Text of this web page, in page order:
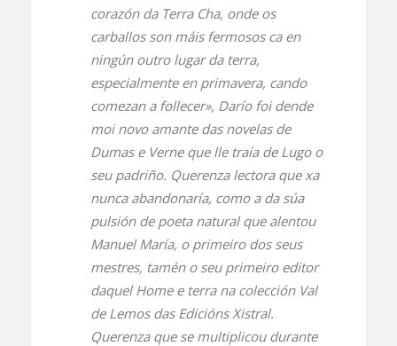
corazón da Terra Cha, onde os
carballos son máis fermosos ca en
ningún outro lugar da terra,
especialmente en primavera, cando
comezan a follecer», Darío foi dende
moi novo amante das novelas de
Dumas e Verne que lle traía de Lugo o
seu padriño. Querenza lectora que xa
nunca abandonaría, como a da súa
pulsión de poeta natural que alentou
Manuel María, o primeiro dos seus
mestres, tamén o seu primeiro editor
daquel Home e terrana colección Val
de Lemos das Edicións Xistral.
Querenza que se multiplicou durante